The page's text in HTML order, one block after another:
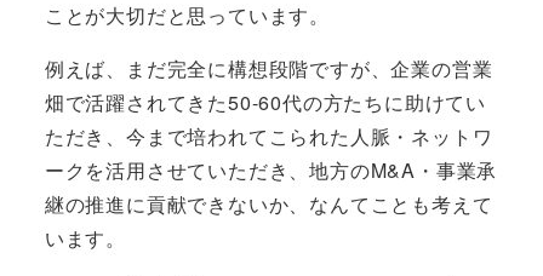
ことが大切だと思っています。
例えば、まだ完全に構想段階ですが、企業の営業
畑で活躍されてきた50-60代の方たちに助けてい
ただき、今まで培われてこられた人脈・ネットワ
ークを活用させていただき、地方のM&A・事業承
継の推進に貢献できないか、なんてことも考えて
います。